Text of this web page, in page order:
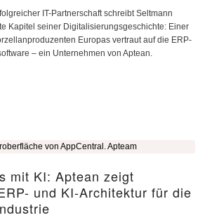
IT-Partnerschaft schreibt Seltmann
Kapitel seiner Digitalisierungsgeschichte: Einer
Europas vertraut auf die ERP-
– ein Unternehmen von Aptean.
mit KI: Aptean zeigt
und KI-Architektur für die